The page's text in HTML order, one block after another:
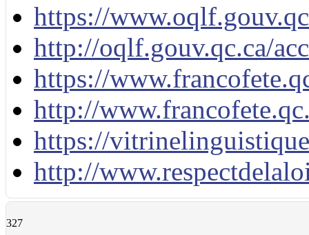
https://
http://oqlf.gouv.qc.ca/
https://
http://
https://
http://
327